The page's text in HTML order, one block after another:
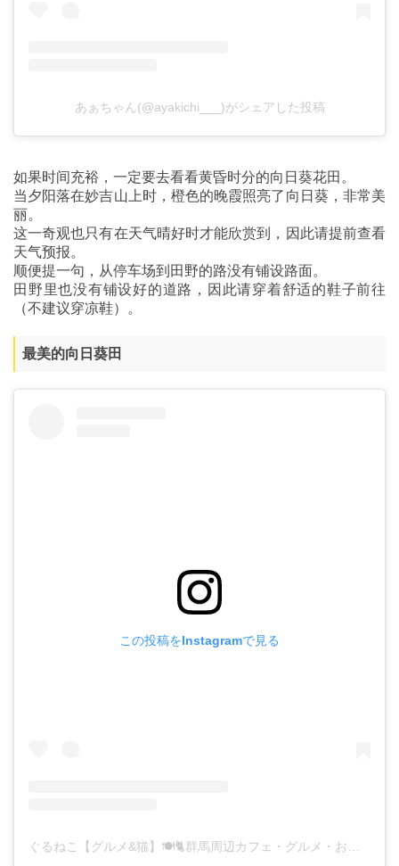
あぁちゃん(@ayakichi___)がシェアした投稿
如果时间充裕，一定要去看看黄昏时分的向日葵花田。
当夕阳落在妙吉山上时，橙色的晚霞照亮了向日葵，非常美
丽。
这一奇观也只有在天气晴好时才能欣赏到，因此请提前查看
天气预报。
顺便提一句，从停车场到田野的路没有铺设路面。
田野里也没有铺设好的道路，因此请穿着舒适的鞋子前往
（不建议穿凉鞋）。
最美的向日葵田
この投稿をInstagramで見る